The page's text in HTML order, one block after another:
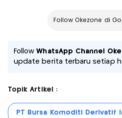
Follow Okezone di
FollowWhatsApp Channel
update berita terbaru setiap
Topik Artikel :
PT Bursa Komoditi Derivatif